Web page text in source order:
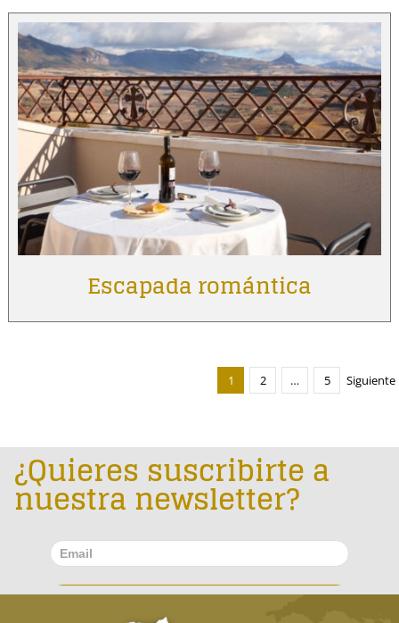
Escapada romántica
1 2 … 5 Siguiente
¿Quieres suscribirte a
nuestra newsletter?